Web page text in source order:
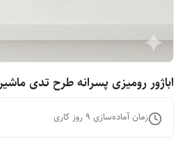
اباژور رومیزی پسرانه طرح تدی
زمان آماده‌سازی 9 روز کاری